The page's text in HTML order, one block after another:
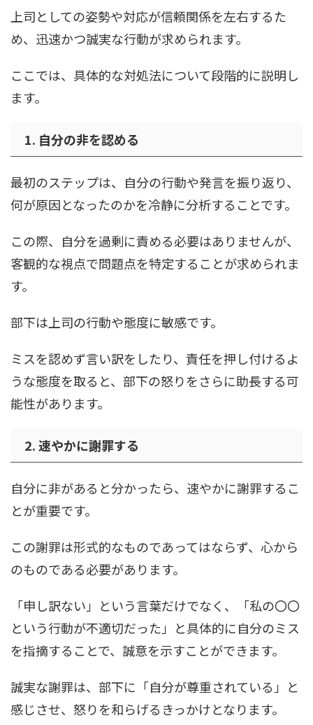
上司としての姿勢や対応が信頼関係を左右するた
め、迅速かつ誠実な行動が求められます。
ここでは、具体的な対処法について段階的に説明し
ます。
1. 自分の非を認める
最初のステップは、自分の行動や発言を振り返り、
何が原因となったのかを冷静に分析することです。
この際、自分を過剰に責める必要はありませんが、
客観的な視点で問題点を特定することが求められま
す。
部下は上司の行動や態度に敏感です。
ミスを認めず言い訳をしたり、責任を押し付けるよ
うな態度を取ると、部下の怒りをさらに助長する可
能性があります。
2. 速やかに謝罪する
自分に非があると分かったら、速やかに謝罪するこ
とが重要です。
この謝罪は形式的なものであってはならず、心から
のものである必要があります。
「申し訳ない」という言葉だけでなく、「私の〇〇
という行動が不適切だった」と具体的に自分のミス
を指摘することで、誠意を示すことができます。
誠実な謝罪は、部下に「自分が尊重されている」と
感じさせ、怒りを和らげるきっかけとなります。